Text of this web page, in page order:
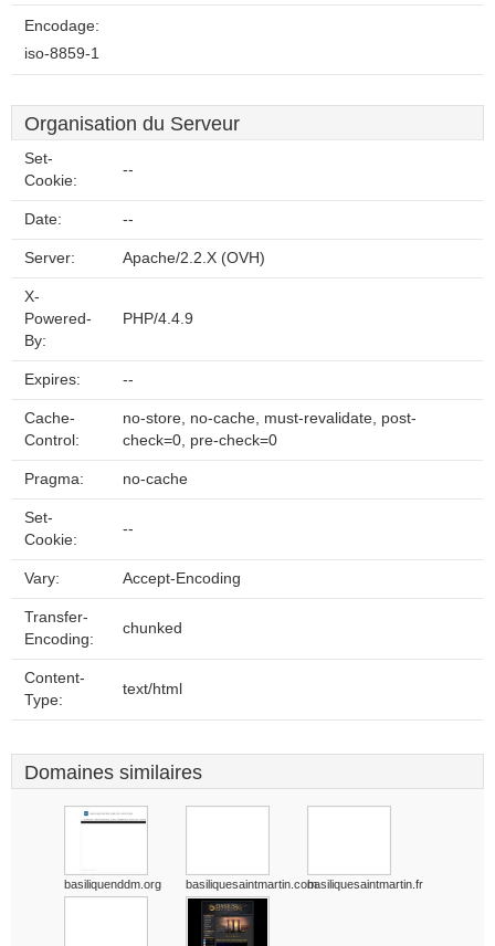
Encodage:
iso-8859-1
Organisation du Serveur
Set-
Cookie:
--
Date: --
Server: Apache/2.2.X (OVH)
X-
Powered-
By:
PHP/4.4.9
Expires: --
Cache-
Control:
no-store, no-cache, must-revalidate, post-
check=0, pre-check=0
Pragma: no-cache
Set-
Cookie:
--
Vary: Accept-Encoding
Transfer-
Encoding:
chunked
Content-
Type:
text/html
Domaines similaires
basiliquenddm.org basiliquesaintmartin.combasiliquesaintmartin.fr